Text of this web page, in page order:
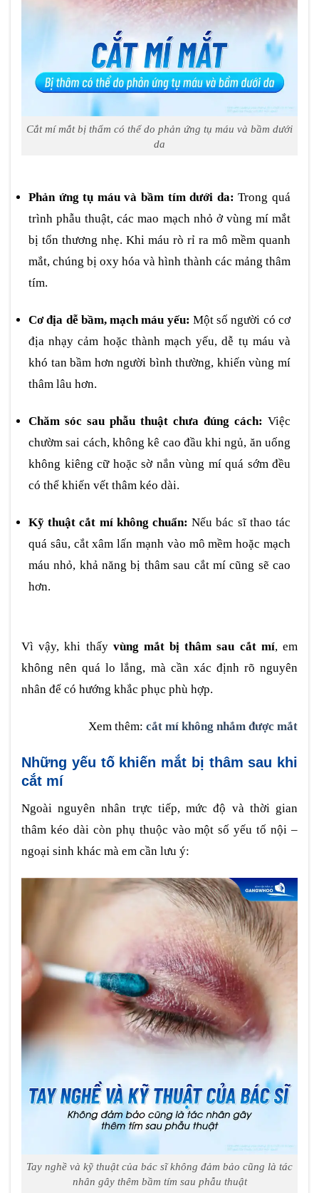
Cắt mí mắt bị thẩm có thể do phản ứng tụ máu và bầm dưới
da
Phản ứng tụ máu và bầm tím dưới da: Trong quá
trình phẫu thuật, các mao mạch nhỏ ở vùng mí mắt
bị tổn thương nhẹ. Khi máu rò rỉ ra mô mềm quanh
mắt, chúng bị oxy hóa và hình thành các mảng thâm
tím.
Cơ địa dễ bầm, mạch máu yếu: Một số người có cơ
địa nhạy cảm hoặc thành mạch yếu, dễ tụ máu và
khó tan bầm hơn người bình thường, khiến vùng mí
thâm lâu hơn.
Chăm sóc sau phẫu thuật chưa đúng cách: Việc
chườm sai cách, không kê cao đầu khi ngủ, ăn uống
không kiêng cữ hoặc sờ nắn vùng mí quá sớm đều
có thể khiến vết thâm kéo dài.
Kỹ thuật cắt mí không chuẩn: Nếu bác sĩ thao tác
quá sâu, cắt xâm lấn mạnh vào mô mềm hoặc mạch
máu nhỏ, khả năng bị thâm sau cắt mí cũng sẽ cao
hơn.
Vì vậy, khi thấy vùng mắt bị thâm sau cắt mí, em
không nên quá lo lắng, mà cần xác định rõ nguyên
nhân để có hướng khắc phục phù hợp.
Xem thêm: cắt mí không nhắm được mắt
Những yếu tố khiến mắt bị thâm sau khi
cắt mí
Ngoài nguyên nhân trực tiếp, mức độ và thời gian
thâm kéo dài còn phụ thuộc vào một số yếu tố nội –
ngoại sinh khác mà em cần lưu ý:
Tay nghề và kỹ thuật của bác sĩ không đảm bảo cũng là tác
nhân gây thêm bầm tím sau phẫu thuật